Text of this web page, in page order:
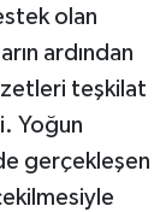
olan
ardından
teşkilat
Yoğun
gerçekleşen